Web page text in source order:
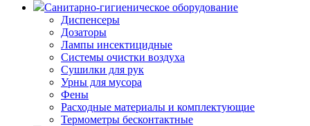
Санитарно-гигиеническое оборудование
Диспенсеры
Дозаторы
Лампы инсектицидные
Системы очистки воздуха
Сушилки для рук
Урны для мусора
Фены
Расходные материалы и комплектующие
Термометры бесконтактные